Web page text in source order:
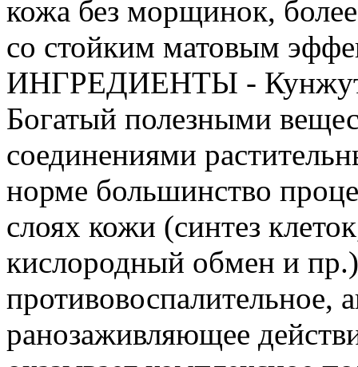
кожа без морщинок,
со стойким матовым
ИНГРЕДИЕНТЫ -
Богатый полезными
соединениями
норме большинство
слоях кожи (синтез
кислородный обмен и
противовоспалительное,
ранозаживляющее